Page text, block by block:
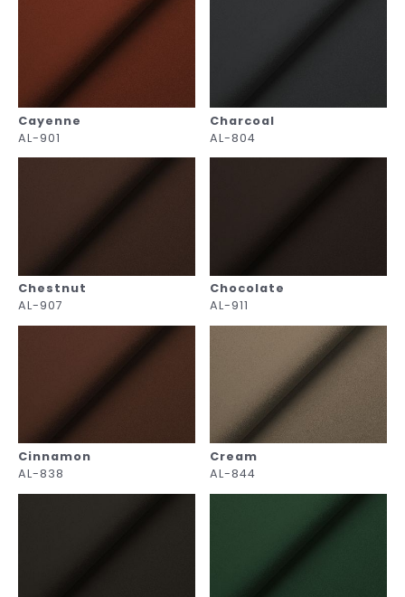
Cayenne
AL-901
Charcoal
AL-804
Chestnut
AL-907
Chocolate
AL-911
Cinnamon
AL-838
Cream
AL-844